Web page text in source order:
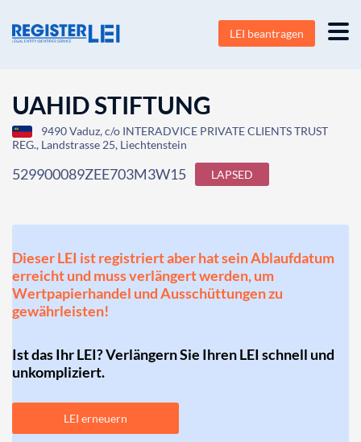
LEI beantragen
UAHID STIFTUNG
9490 Vaduz, c/o INTERADVICE PRIVATE CLIENTS TRUST
REG., Landstrasse 25, Liechtenstein
529900089ZEE703M3W15 LAPSED
Dieser LEI ist registriert aber hat sein Ablaufdatum
erreicht und muss verlängert werden, um
Wertpapierhandel und Ausschüttungen zu
gewährleisten!
Ist das Ihr LEI? Verlängern Sie Ihren LEI schnell und
unkompliziert.
LEI erneuern